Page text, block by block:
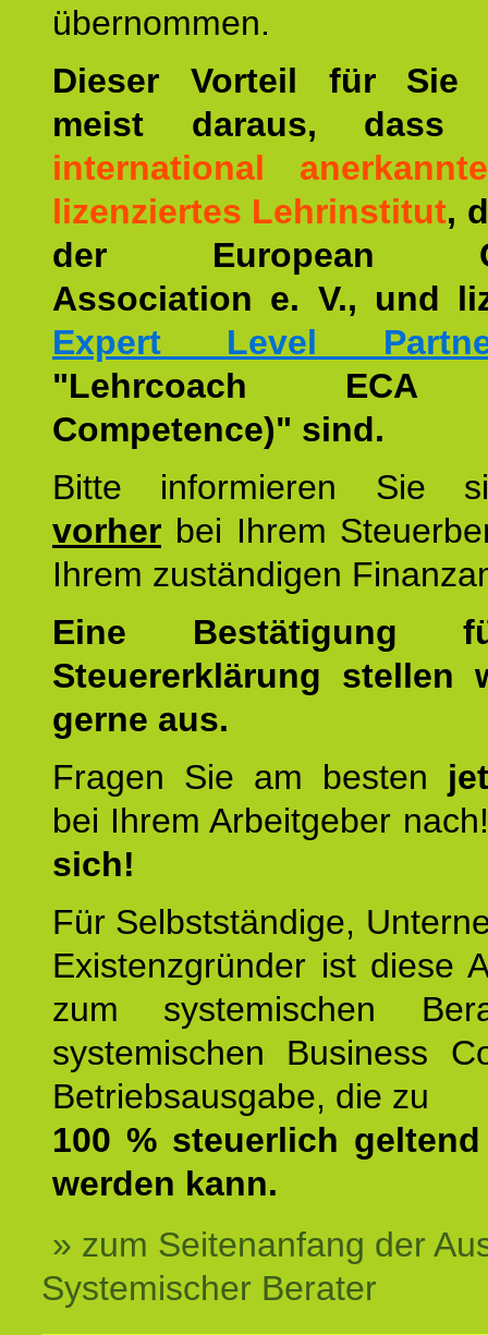
übernommen.
Dieser Vorteil für Sie
meist daraus,
international
lizenziertes Lehrinstitut,
der European
Association e. V., und
Expert Level
"Lehrcoach ECA
Competence)" sind.
Bitte informieren Sie
vorher bei Ihrem
Ihrem zuständigen
Eine Bestätigung
Steuererklärung stellen
gerne aus.
Fragen Sie am besten
bei Ihrem Arbeitgeber
sich!
Für Selbstständige,
Existenzgründer ist diese
zum systemischen
systemischen Business
Betriebsausgabe, die zu
100 % steuerlich
werden kann.
» zum Seitenanfang der
Systemischer Berater